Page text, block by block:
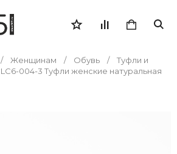
Женщинам Обувь
Туфли и
004-3 Туфли женские натуральная